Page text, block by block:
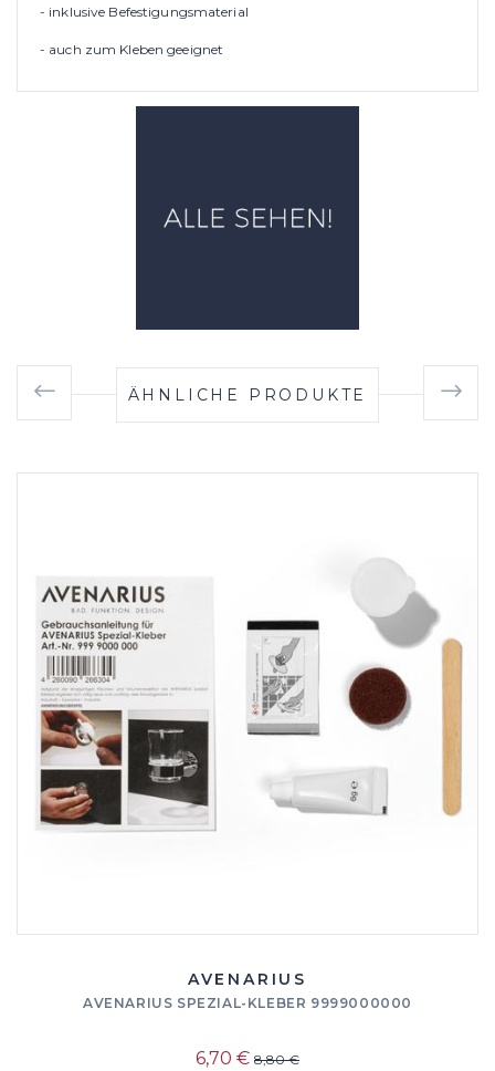
- inklusive Befestigungsmaterial
- auch zum Kleben geeignet
ÄHNLICHE PRODUKTE
AVENARIUS
AVENARIUS SPEZIAL-KLEBER 9999000000
6,70 € 8,80 €